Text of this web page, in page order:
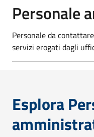
Personale
Personale da
servizi erogati dagli
Esplora